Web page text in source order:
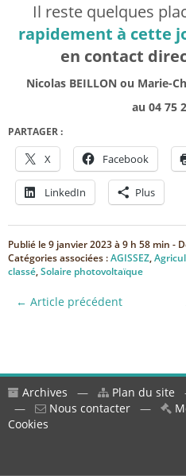
Il reste quelques
rapidement à cette
en contact
Nicolas BEILLON ou Marie-
au 04 75
PARTAGER :
X Facebook
LinkedIn Plus
Publié le9 janvier 2023 à 9 h 58 min -
Catégories associées :AGISSEZ,
classé,Solaire photovoltaïque
← Article précédent
Archives — Plan du site
—
Nous contacter —
Cookies